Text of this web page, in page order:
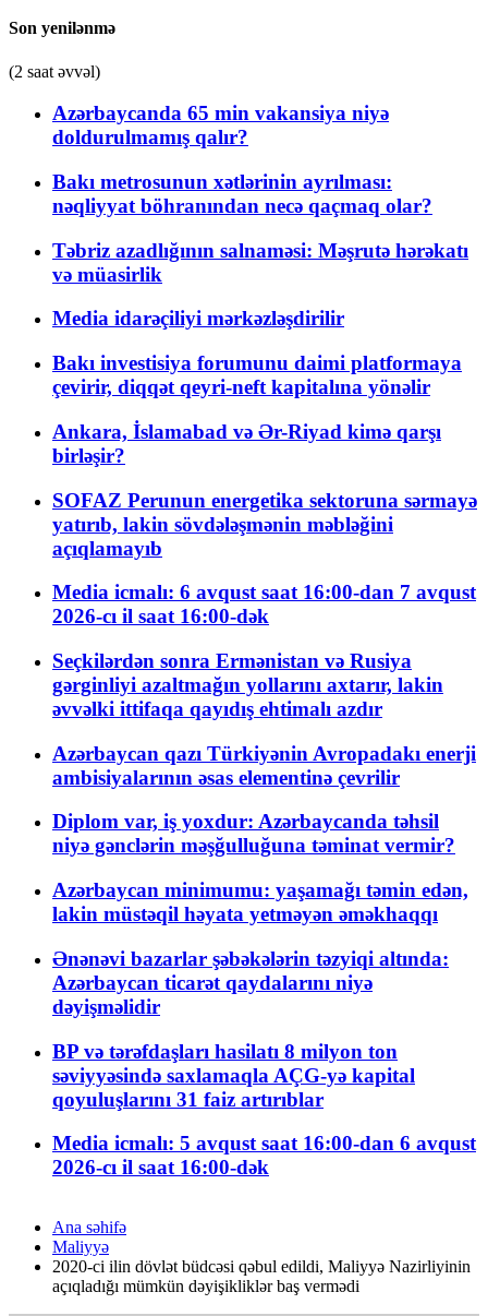
Son yenilənmə
(2 saat əvvəl)
Azərbaycanda 65 min vakansiya niyə
doldurulmamış qalır?
Bakı metrosunun xətlərinin ayrılması:
nəqliyyat böhranından necə qaçmaq olar?
Təbriz azadlığının salnaməsi: Məşrutə hərəkatı
və müasirlik
Media idarəçiliyi mərkəzləşdirilir
Bakı investisiya forumunu daimi platformaya
çevirir, diqqət qeyri-neft kapitalına yönəlir
Ankara, İslamabad və Ər-Riyad kimə qarşı
birləşir?
SOFAZ Perunun energetika sektoruna sərmayə
yatırıb, lakin sövdələşmənin məbləğini
açıqlamayıb
Media icmalı: 6 avqust saat 16:00-dan 7 avqust
2026-cı il saat 16:00-dək
Seçkilərdən sonra Ermənistan və Rusiya
gərginliyi azaltmağın yollarını axtarır, lakin
əvvəlki ittifaqa qayıdış ehtimalı azdır
Azərbaycan qazı Türkiyənin Avropadakı enerji
ambisiyalarının əsas elementinə çevrilir
Diplom var, iş yoxdur: Azərbaycanda təhsil
niyə gənclərin məşğulluğuna təminat vermir?
Azərbaycan minimumu: yaşamağı təmin edən,
lakin müstəqil həyata yetməyən əməkhaqqı
Ənənəvi bazarlar şəbəkələrin təzyiqi altında:
Azərbaycan ticarət qaydalarını niyə
dəyişməlidir
BP və tərəfdaşları hasilatı 8 milyon ton
səviyyəsində saxlamaqla AÇG-yə kapital
qoyuluşlarını 31 faiz artırıblar
Media icmalı: 5 avqust saat 16:00-dan 6 avqust
2026-cı il saat 16:00-dək
Ana səhifə
Maliyyə
2020-ci ilin dövlət büdcəsi qəbul edildi, Maliyyə Nazirliyinin
açıqladığı mümkün dəyişikliklər baş vermədi